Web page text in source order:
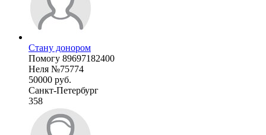
Стану донором
Помогу 89697182400
Неля №75774
50000 руб.
Санкт-Петербург
358